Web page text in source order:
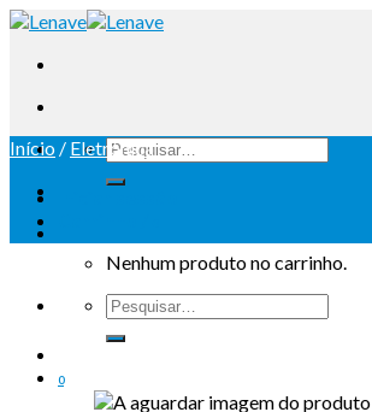
Nenhum produto no carrinho.
0
Início / Eletrónica